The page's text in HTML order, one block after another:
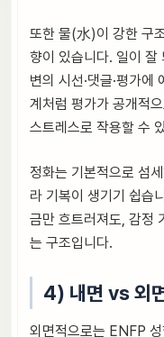
또한 물(水)이 강한 구
향이 있습니다. 일이 잘
변의 시선·댓글·평가에
계처럼 평가가 공개적
스트레스로 작용할 수
정화는 기본적으로 섬
라 기복이 생기기 쉽습
금만 흐트러져도, 감정
는 구조입니다.
4) 내면 vs 외
외면적으로는 ENFP